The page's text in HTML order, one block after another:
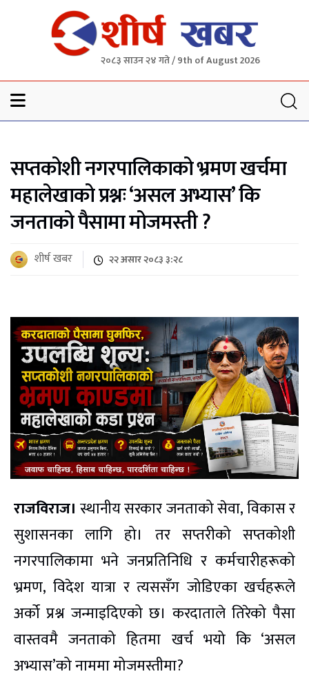
२०८३ साउन २४ गते / 9th of August 2026
सप्तकोशी नगरपालिकाको भ्रमण खर्चमा
महालेखाको प्रश्नः ‘असल अभ्यास’ कि
जनताको पैसामा मोजमस्ती ?
शीर्ष खबर २२ असार २०८३ ३:२८
राजविराज। स्थानीय सरकार जनताको सेवा, विकास र
सुशासनका लागि हो। तर सप्तरीको सप्तकोशी
नगरपालिकामा भने जनप्रतिनिधि र कर्मचारीहरूको
भ्रमण, विदेश यात्रा र त्यससँग जोडिएका खर्चहरूले
अर्को प्रश्न जन्माइदिएको छ। करदाताले तिरेको पैसा
वास्तवमै जनताको हितमा खर्च भयो कि ‘असल
अभ्यास’को नाममा मोजमस्तीमा?